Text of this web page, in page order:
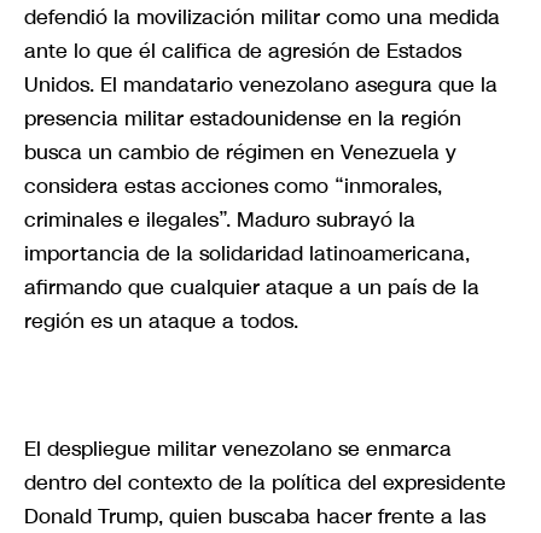
defendió la movilización militar como una medida
ante lo que él califica de agresión de Estados
Unidos. El mandatario venezolano asegura que la
presencia militar estadounidense en la región
busca un cambio de régimen en Venezuela y
considera estas acciones como “inmorales,
criminales e ilegales”. Maduro subrayó la
importancia de la solidaridad latinoamericana,
afirmando que cualquier ataque a un país de la
región es un ataque a todos.
El despliegue militar venezolano se enmarca
dentro del contexto de la política del expresidente
Donald Trump, quien buscaba hacer frente a las